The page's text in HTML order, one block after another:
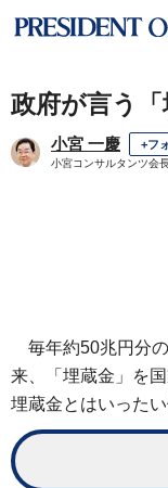
政府が言う
小宮 一慶 +フ
小宮コンサルタンツ会
毎年約50兆円分
来、「埋蔵金」を
埋蔵金とはいったい